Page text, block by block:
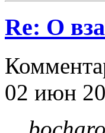
Re: О
02 июн